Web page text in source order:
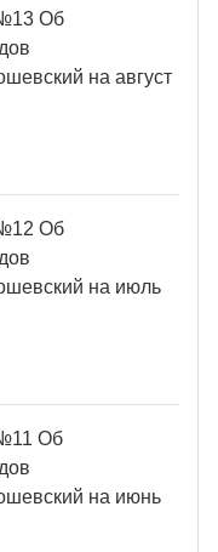
Об
на август
Об
на июль
Об
на июнь